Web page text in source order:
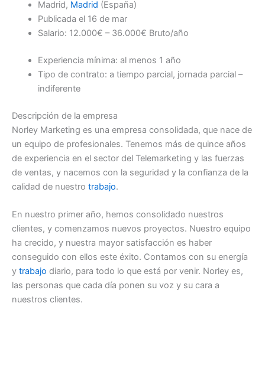
Madrid, Madrid (España)
Publicada el 16 de mar
Salario: 12.000€ – 36.000€ Bruto/año
Experiencia mínima: al menos 1 año
Tipo de contrato: a tiempo parcial, jornada parcial –
indiferente
Descripción de la empresa
Norley Marketing es una empresa consolidada, que nace de
un equipo de profesionales. Tenemos más de quince años
de experiencia en el sector del Telemarketing y las fuerzas
de ventas, y nacemos con la seguridad y la confianza de la
calidad de nuestro trabajo.
En nuestro primer año, hemos consolidado nuestros
clientes, y comenzamos nuevos proyectos. Nuestro equipo
ha crecido, y nuestra mayor satisfacción es haber
conseguido con ellos este éxito. Contamos con su energía
y trabajo diario, para todo lo que está por venir. Norley es,
las personas que cada día ponen su voz y su cara a
nuestros clientes.